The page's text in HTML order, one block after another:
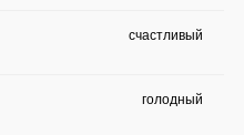
счастливый
голодный